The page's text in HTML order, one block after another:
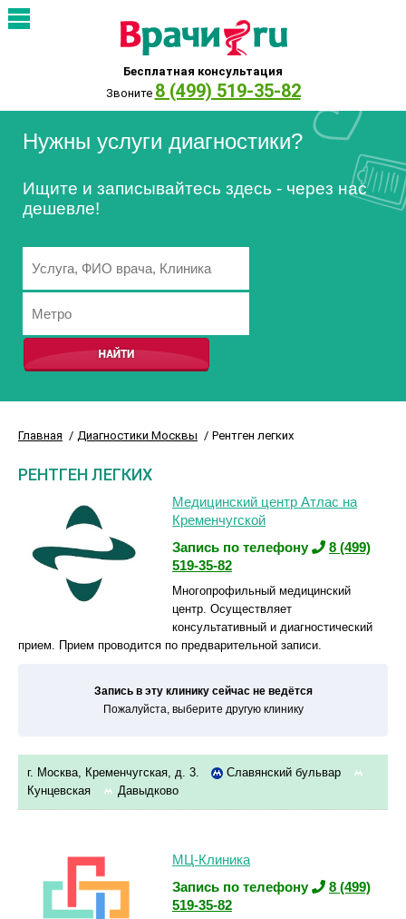
Бесплатная консультация
Звоните 8 (499) 519-35-82
Нужны услуги диагностики?
Ищите и записывайтесь здесь - через нас
дешевле!
Главная Диагностики Москвы Рентген легких
РЕНТГЕН ЛЕГКИХ
Медицинский центр Атлас на
Кременчугской
Запись по телефону
8 (499)
519-35-82
Многопрофильный медицинский
центр. Осуществляет
консультативный и диагностический
прием. Прием проводится по предварительной записи.
Запись в эту клинику сейчас не ведётся
Пожалуйста, выберите другую клинику
г. Москва, Кременчугская, д. 3.
Славянский бульвар
Кунцевская
Давыдково
МЦ-Клиника
Запись по телефону
8 (499)
519-35-82